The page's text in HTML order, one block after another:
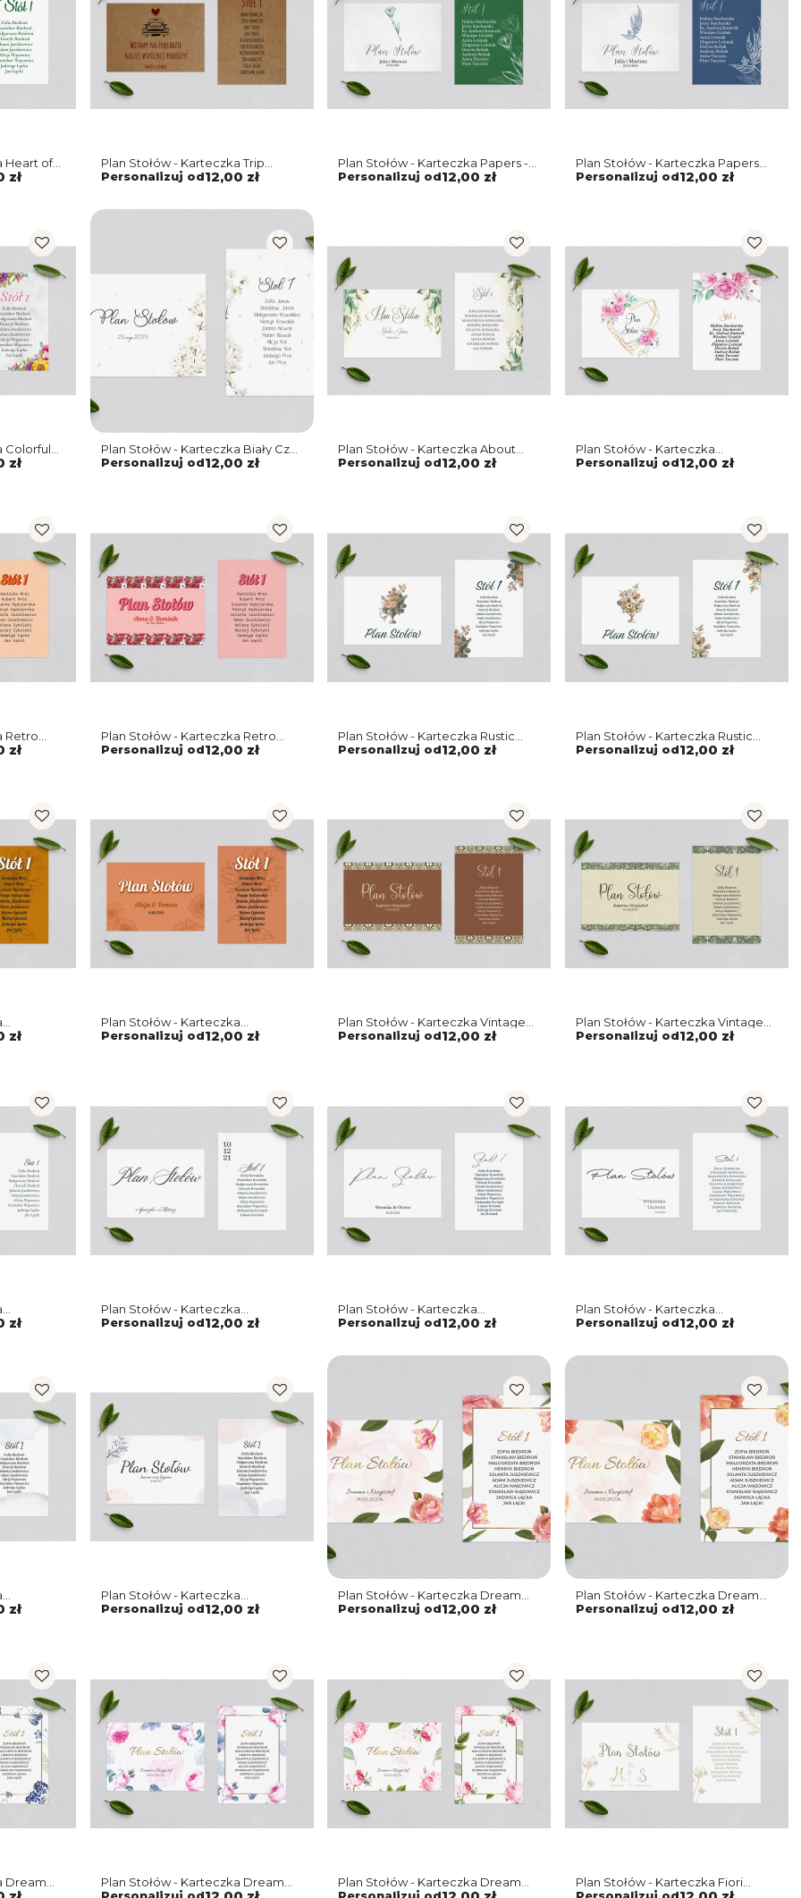
Heart of
zł
Plan Stołów - Karteczka Trip
Motyw 2
Personalizuj od12,00 zł
Plan Stołów - Karteczka Papers -
Motyw 1
Personalizuj od12,00 zł
Plan Stołów - Karteczka Papers
Motyw 3
Personalizuj od12,00 zł
Colorful
zł
Plan Stołów - Karteczka Biały Czas
Motyw 1
Personalizuj od12,00 zł
Plan Stołów - Karteczka About
You Motyw 1
Personalizuj od12,00 zł
Plan Stołów - Karteczka
Geometryczne Serce Motyw 1
Personalizuj od12,00 zł
Retro
zł
Plan Stołów - Karteczka Retro
Style Motyw 2
Personalizuj od12,00 zł
Plan Stołów - Karteczka Rustic
Summer Motyw 3
Personalizuj od12,00 zł
Plan Stołów - Karteczka Rustic
Summer Motyw 2
Personalizuj od12,00 zł
zł
Plan Stołów - Karteczka
Sunflowers Motyw 2
Personalizuj od12,00 zł
Plan Stołów - Karteczka Vintage
Motyw 3
Personalizuj od12,00 zł
Plan Stołów - Karteczka Vintage
Motyw 2
Personalizuj od12,00 zł
zł
Plan Stołów - Karteczka
Minimalistyczne Motyw 4
Personalizuj od12,00 zł
Plan Stołów - Karteczka
Minimalistyczne Motyw 3
Personalizuj od12,00 zł
Plan Stołów - Karteczka
Minimalistyczne Motyw 2
Personalizuj od12,00 zł
3
zł
Plan Stołów - Karteczka
Watercolor Wedding Motyw 2
Personalizuj od12,00 zł
Plan Stołów - Karteczka Dream
Motyw 6
Personalizuj od12,00 zł
Plan Stołów - Karteczka Dream
Motyw 5
Personalizuj od12,00 zł
Dream
Plan Stołów - Karteczka Dream
Motyw 3
Plan Stołów - Karteczka Dream
Motyw 2
Plan Stołów - Karteczka Fiori
Motyw 4